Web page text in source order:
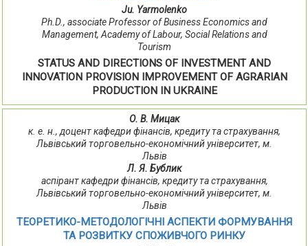
Ju. Yarmolenko
Ph.D., associate Professor of Business Economics and
Management, Academy of Labour, Social Relations and
Tourism
STATUS AND DIRECTIONS OF INVESTMENT AND
INNOVATION PROVISION IMPROVEMENT OF AGRARIAN
PRODUCTION IN UKRAINE
О. В. Мицак
к. е. н., доцент кафедри фінансів, кредиту та страхування,
Львівський торговельно-економічний університет, м.
Львів
Л. Я. Бублик
аспірант кафедри фінансів, кредиту та страхування,
Львівський торговельно-економічний університет, м.
Львів
ТЕОРЕТИКО-МЕТОДОЛОГІЧНІ АСПЕКТИ ФОРМУВАННЯ
ТА РОЗВИТКУ СПОЖИВЧОГО РИНКУ